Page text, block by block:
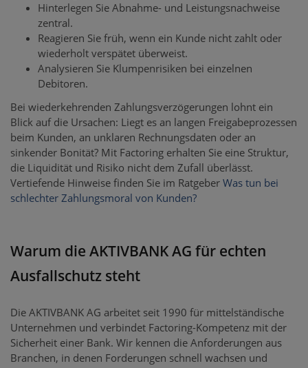
Hinterlegen Sie Abnahme- und Leistungsnachweise
zentral.
Reagieren Sie früh, wenn ein Kunde nicht zahlt oder
wiederholt verspätet überweist.
Analysieren Sie Klumpenrisiken bei einzelnen
Debitoren.
Bei wiederkehrenden Zahlungsverzögerungen lohnt ein
Blick auf die Ursachen: Liegt es an langen Freigabeprozessen
beim Kunden, an unklaren Rechnungsdaten oder an
sinkender Bonität? Mit Factoring erhalten Sie eine Struktur,
die Liquidität und Risiko nicht dem Zufall überlässt.
Vertiefende Hinweise finden Sie im Ratgeber Was tun bei
schlechter Zahlungsmoral von Kunden?
Warum die AKTIVBANK AG für echten
Ausfallschutz steht
Die AKTIVBANK AG arbeitet seit 1990 für mittelständische
Unternehmen und verbindet Factoring-Kompetenz mit der
Sicherheit einer Bank. Wir kennen die Anforderungen aus
Branchen, in denen Forderungen schnell wachsen und